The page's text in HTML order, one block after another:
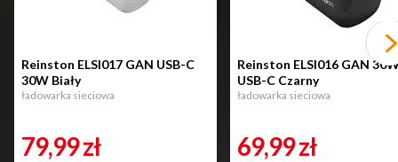
Reinston ELSI017 GAN USB-C
30W Biały
ładowarka sieciowa
79,99zł
Reinston ELSI016 GAN
USB-C Czarny
ładowarka sieciowa
69,99zł